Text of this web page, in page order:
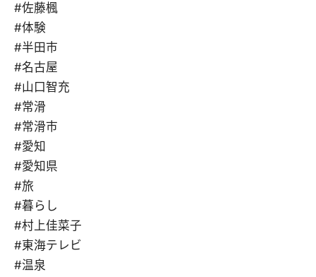
#佐藤楓
#体験
#半田市
#名古屋
#山口智充
#常滑
#常滑市
#愛知
#愛知県
#旅
#暮らし
#村上佳菜子
#東海テレビ
#温泉